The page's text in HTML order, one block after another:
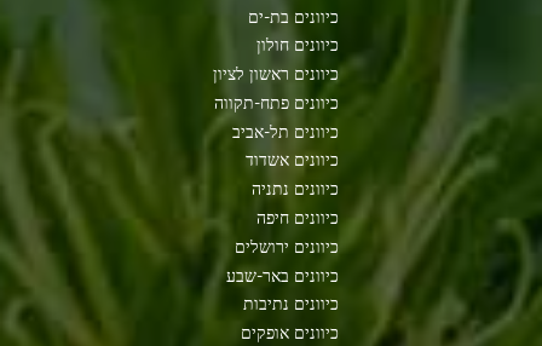
כיוונים בת-ים
כיוונים חולון
כיוונים ראשון לציון
כיוונים פתח-תקווה
כיוונים תל-אביב
כיוונים אשדוד
כיוונים נתניה
כיוונים חיפה
כיוונים ירושלים
כיוונים באר-שבע
כיוונים נתיבות
כיוונים אופקים